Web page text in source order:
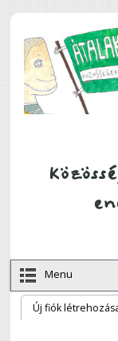
Menu
Elsődleges
Új fiók